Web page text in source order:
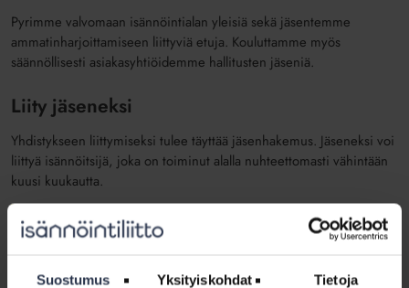
Suostumus Yksityiskohdat Tietoja
Pyrimme valvomaan isännöintialan yleisiä sekä jäsentemme
ammatinharjoittamiseen liittyviä etuja. Kouluttamme myös
säännöllisesti asiakasyhtiöidemme hallitusten jäseniä.
Liity jäseneksi
Yhdistykseen liittymiseksi tulee täyttää jäsenhakemus. Jäseneksi voi
liittyä isännöitsijä, joka on toiminut alalla nuhteettomasti vähintään
kuusi kuukautta.
Yhdistyksen jäsenhakemus